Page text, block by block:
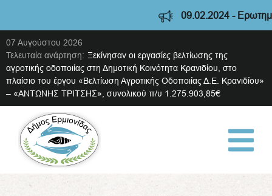
09.02.2024 -
07 Αυγούστου 2026
Τελευταία ανάρτηση: Ξεκίνησαν οι εργασίες βελτίωσης της
αγροτικής οδοποιίας στη Δημοτική Κοινότητα Κρανιδίου, στο
πλαίσιο του έργου «Βελτίωση Αγροτικής Οδοποιίας Δ.Ε. Κρανιδίου»
– «ΑΝΤΩΝΗΣ ΤΡΙΤΣΗΣ», συνολικού π/υ 1.275.903,85€